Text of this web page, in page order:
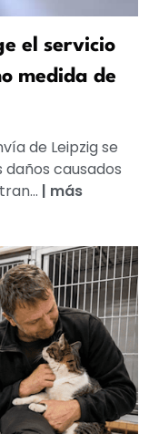
el servicio
medida de
de Leipzig se
causados
| más